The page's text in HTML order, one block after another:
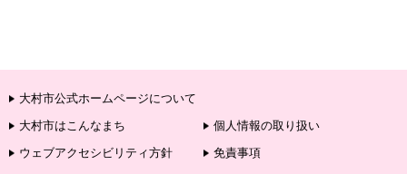
大村市公式ホームページについて
大村市はこんなまち
個人情報の取り扱い
ウェブアクセシビリティ方針
免責事項